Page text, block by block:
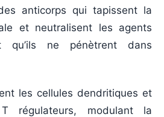
anticorps qui tapissent la
et neutralisent les agents
qu’ils ne pénètrent dans
les cellules dendritiques et
régulateurs, modulant la